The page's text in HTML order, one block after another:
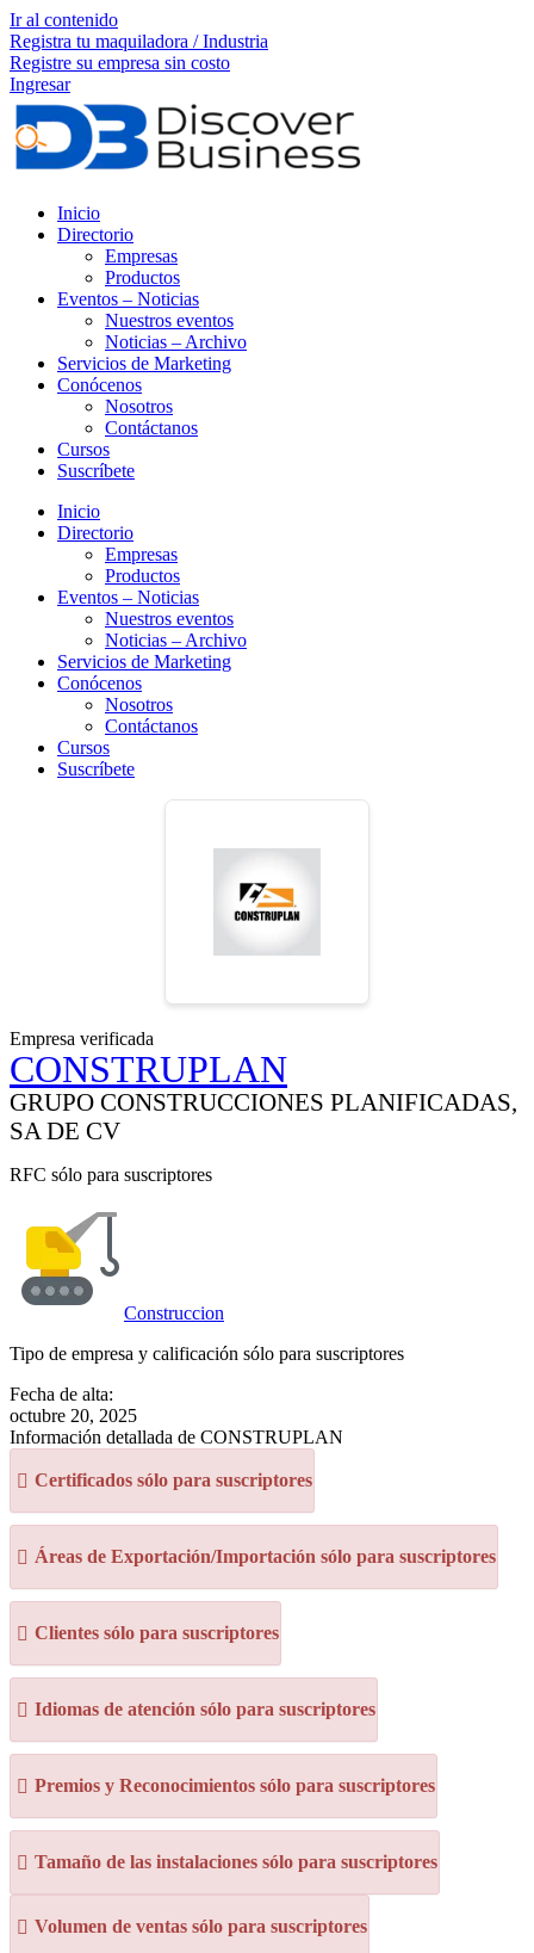
Ir al contenido
Registra tu maquiladora / Industria
Registre su empresa sin costo
Ingresar
Inicio
Directorio
Empresas
Productos
Eventos – Noticias
Nuestros eventos
Noticias – Archivo
Servicios de Marketing
Conócenos
Nosotros
Contáctanos
Cursos
Suscríbete
Inicio
Directorio
Empresas
Productos
Eventos – Noticias
Nuestros eventos
Noticias – Archivo
Servicios de Marketing
Conócenos
Nosotros
Contáctanos
Cursos
Suscríbete
Empresa verificada
CONSTRUPLAN
GRUPO CONSTRUCCIONES PLANIFICADAS,
SA DE CV
RFC sólo para suscriptores
Construccion
Tipo de empresa y calificación sólo para suscriptores
Fecha de alta:
octubre 20, 2025
Información detallada de CONSTRUPLAN
Certificados sólo para suscriptores
Áreas de Exportación/Importación sólo para suscriptores
Clientes sólo para suscriptores
Idiomas de atención sólo para suscriptores
Premios y Reconocimientos sólo para suscriptores
Tamaño de las instalaciones sólo para suscriptores
Volumen de ventas sólo para suscriptores